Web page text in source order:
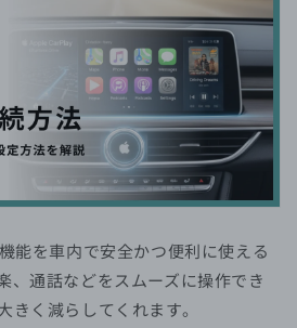
能を車内で安全かつ便利に使える
、通話などをスムーズに操作でき
きく減らしてくれます。